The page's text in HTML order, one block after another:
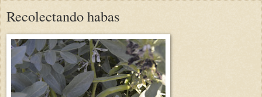
Recolectando habas